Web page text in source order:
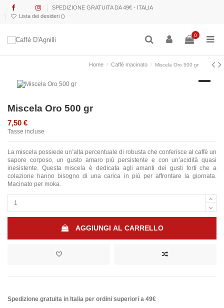
SPEDIZIONE GRATUITA DA 49€ - ITALIA
Lista dei desideri ()
0
Home Caffè macinato Miscela Oro 500 gr
Miscela Oro 500 gr
7,50 €
Tasse incluse
La miscela possiede un’alta percentuale di robusta che conferisce al caffè un
sapore corposo, un gusto amaro più persistente e con un’acidità quasi
inesistente. Questa miscela è dedicata agli amanti dei gusti forti che a
colazione hanno bisogno di una carica in più per affrontare la giornata.
Macinato per moka.
AGGIUNGI AL CARRELLO
Spedizione gratuita in Italia per ordini superiori a 49€